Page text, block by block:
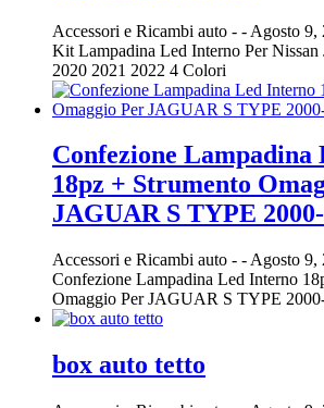
Accessori e Ricambi auto - - Agosto 9,
Kit Lampadina Led Interno Per Nissan
2020 2021 2022 4 Colori
Confezione Lampadina
18pz + Strumento
JAGUAR S TYPE
Accessori e Ricambi auto - - Agosto 9,
Confezione Lampadina Led Interno
Omaggio Per JAGUAR S TYPE
box auto tetto